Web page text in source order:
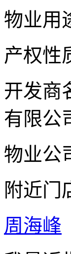
物业用
产权性
开发商
有限公
物业公
附近门
周海峰